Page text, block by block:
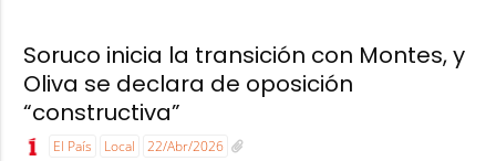
Soruco inicia la transición con Montes, y
Oliva se declara de oposición
“constructiva”
El País Local 22/Abr/2026